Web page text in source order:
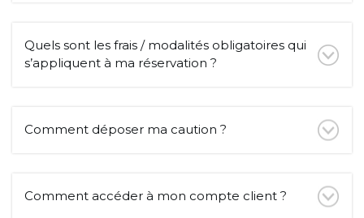
Quels sont les frais / modalités obligatoires qui
s’appliquent à ma réservation ?
Comment déposer ma caution ?
Comment accéder à mon compte client ?